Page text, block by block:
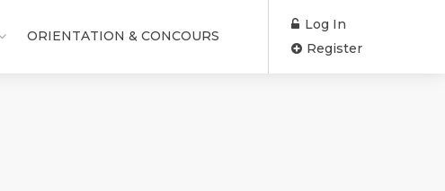
ORIENTATION & CONCOURS
Log In
Register